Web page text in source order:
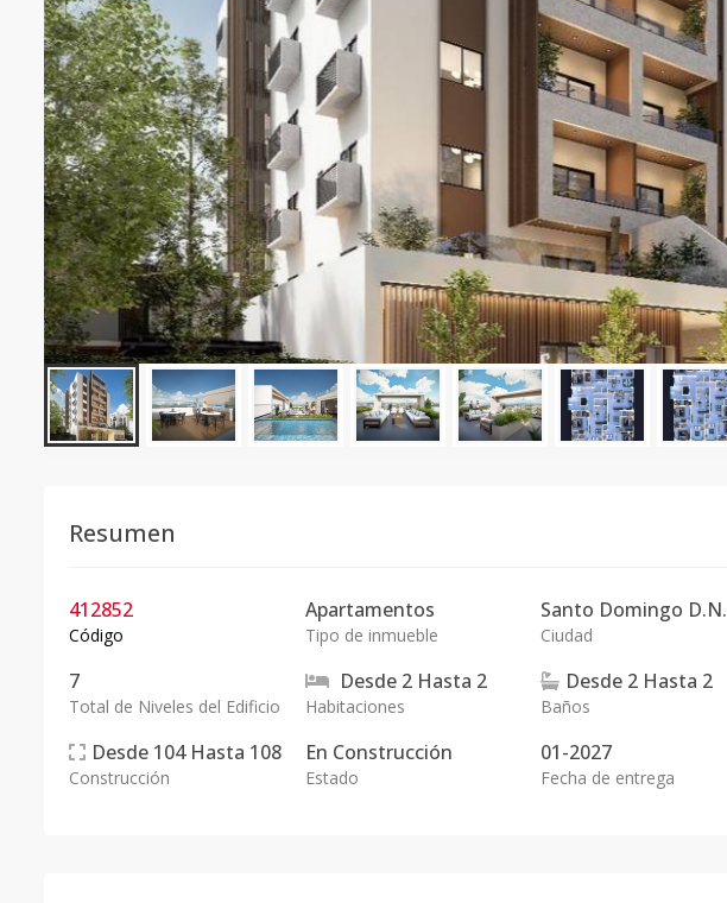
Resumen
412852
Código
Apartamentos
Tipo de inmueble
Santo Domingo D.N.
Ciudad
7
Total de Niveles del Edificio
Desde 2 Hasta 2
Habitaciones
Desde 2 Hasta 2
Baños
Desde 104 Hasta 108
Construcción
En Construcción
Estado
01-2027
Fecha de entrega